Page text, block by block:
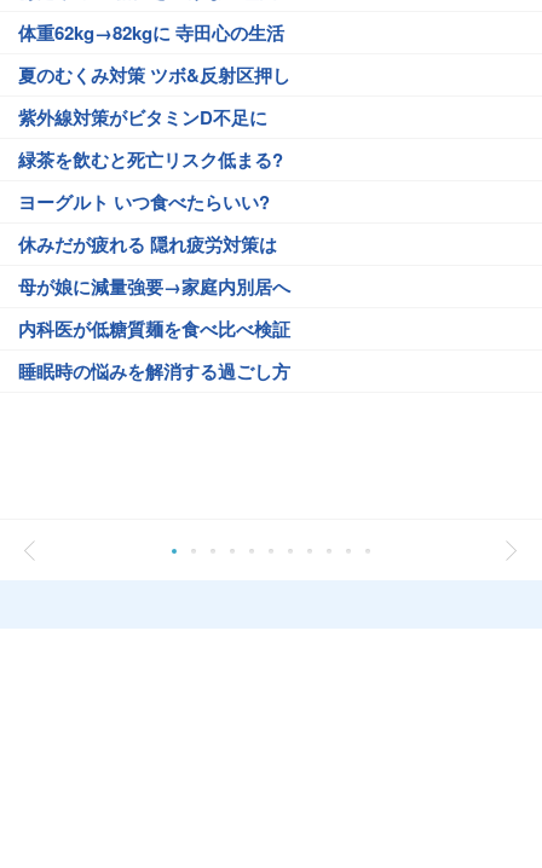
体重62kg→82kgに 寺田心の生活
夏のむくみ対策 ツボ&反射区押し
紫外線対策がビタミンD不足に
緑茶を飲むと死亡リスク低まる?
ヨーグルト いつ食べたらいい?
休みだが疲れる 隠れ疲労対策は
母が娘に減量強要→家庭内別居へ
内科医が低糖質麺を食べ比べ検証
睡眠時の悩みを解消する過ごし方